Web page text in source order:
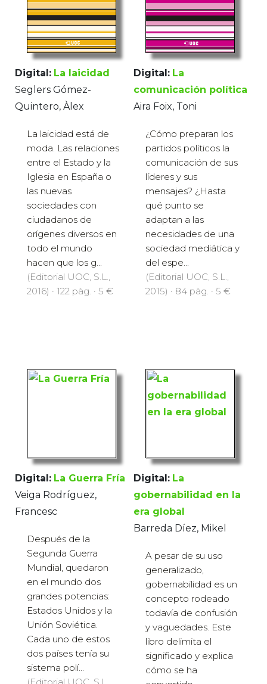
Digital: La laicidad
Seglers Gómez-
Quintero, Àlex
La laicidad está de
moda. Las relaciones
entre el Estado y la
Iglesia en España o
las nuevas
sociedades con
ciudadanos de
orígenes diversos en
todo el mundo
hacen que los g...
(Editorial UOC, S.L.,
2016) · 122 pàg. · 5 €
Digital: La
comunicación política
Aira Foix, Toni
¿Cómo preparan los
partidos políticos la
comunicación de sus
líderes y sus
mensajes? ¿Hasta
qué punto se
adaptan a las
necesidades de una
sociedad mediática y
del espe...
(Editorial UOC, S.L.,
2015) · 84 pàg. · 5 €
Digital: La Guerra Fría
Veiga Rodríguez,
Francesc
Después de la
Segunda Guerra
Mundial, quedaron
en el mundo dos
grandes potencias:
Estados Unidos y la
Unión Soviética.
Cada uno de estos
dos países tenía su
sistema polí...
Digital: La
gobernabilidad en la
era global
Barreda Díez, Mikel
A pesar de su uso
generalizado,
gobernabilidad es un
concepto rodeado
todavía de confusión
y vaguedades. Este
libro delimita el
significado y explica
cómo se ha